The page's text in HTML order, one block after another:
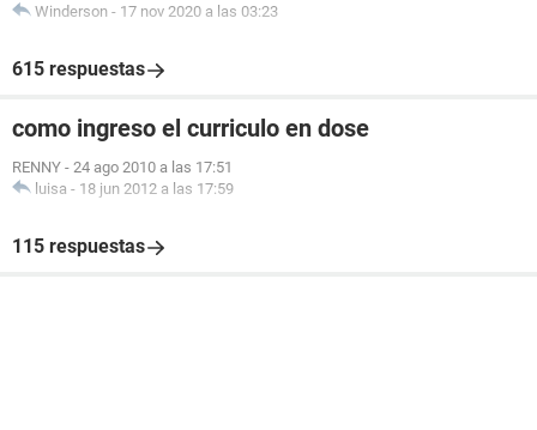
Winderson - 17 nov 2020 a las 03:23
615 respuestas
como ingreso el curriculo en dose
RENNY - 24 ago 2010 a las 17:51
luisa - 18 jun 2012 a las 17:59
115 respuestas